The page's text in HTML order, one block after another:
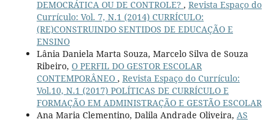
DEMOCRÁTICA OU DE CONTROLE? , Revista Espaço do
Currículo: Vol. 7, N.1 (2014) CURRÍCULO:
(RE)CONSTRUINDO SENTIDOS DE EDUCAÇÃO E
ENSINO
Lânia Daniela Marta Souza, Marcelo Silva de Souza
Ribeiro, O PERFIL DO GESTOR ESCOLAR
CONTEMPORÂNEO , Revista Espaço do Currículo:
Vol.10, N.1 (2017) POLÍTICAS DE CURRÍCULO E
FORMAÇÃO EM ADMINISTRAÇÃO E GESTÃO ESCOLAR
Ana Maria Clementino, Dalila Andrade Oliveira, AS